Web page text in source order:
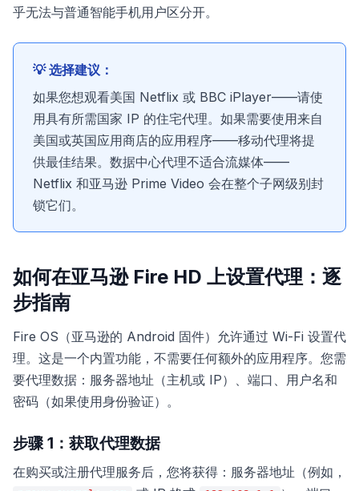
乎无法与普通智能手机用户区分开。
💡 选择建议：
如果您想观看美国 Netflix 或 BBC iPlayer——请使
用具有所需国家 IP 的住宅代理。如果需要使用来自
美国或英国应用商店的应用程序——移动代理将提
供最佳结果。数据中心代理不适合流媒体——
Netflix 和亚马逊 Prime Video 会在整个子网级别封
锁它们。
如何在亚马逊 Fire HD 上设置代理：逐
步指南
Fire OS（亚马逊的 Android 固件）允许通过 Wi-Fi 设置代
理。这是一个内置功能，不需要任何额外的应用程序。您需
要代理数据：服务器地址（主机或 IP）、端口、用户名和
密码（如果使用身份验证）。
步骤 1：获取代理数据
在购买或注册代理服务后，您将获得：服务器地址（例如，